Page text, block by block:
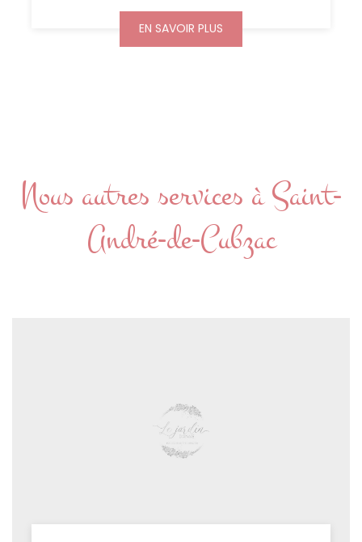
EN SAVOIR PLUS
Nous autres services à Saint-
André-de-Cubzac